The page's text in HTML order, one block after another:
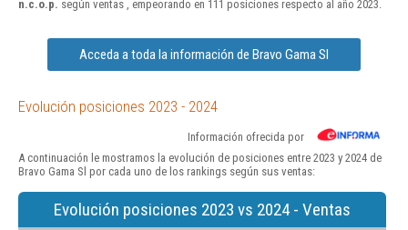
n.c.o.p. según ventas , empeorando en 111 posiciones respecto al año 2023.
Acceda a toda la información de Bravo Gama Sl
Evolución posiciones 2023 - 2024
Información ofrecida por
A continuación le mostramos la evolución de posiciones entre 2023 y 2024 de
Bravo Gama Sl por cada uno de los rankings según sus ventas:
Evolución posiciones 2023 vs 2024 - Ventas